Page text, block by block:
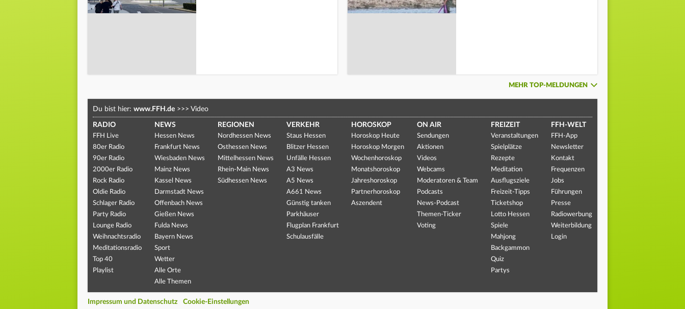
MEHR TOP-MELDUNGEN
Du bist hier: www.FFH.de >>> Video
RADIO
FFH Live
80er Radio
90er Radio
2000er Radio
Rock Radio
Oldie Radio
Schlager Radio
Party Radio
Lounge Radio
Weihnachtsradio
Meditationsradio
Top 40
Playlist
NEWS
Hessen News
Frankfurt News
Wiesbaden News
Mainz News
Kassel News
Darmstadt News
Offenbach News
Gießen News
Fulda News
Bayern News
Sport
Wetter
Alle Orte
Alle Themen
REGIONEN
Nordhessen News
Osthessen News
Mittelhessen News
Rhein-Main News
Südhessen News
VERKEHR
Staus Hessen
Blitzer Hessen
Unfälle Hessen
A3 News
A5 News
A661 News
Günstig tanken
Parkhäuser
Flugplan Frankfurt
Schulausfälle
HOROSKOP
Horoskop Heute
Horoskop Morgen
Wochenhoroskop
Monatshoroskop
Jahreshoroskop
Partnerhoroskop
Aszendent
ON AIR
Sendungen
Aktionen
Videos
Webcams
Moderatoren & Team
Podcasts
News-Podcast
Themen-Ticker
Voting
FREIZEIT
Veranstaltungen
Spielplätze
Rezepte
Meditation
Ausflugsziele
Freizeit-Tipps
Ticketshop
Lotto Hessen
Spiele
Mahjong
Backgammon
Quiz
Partys
FFH-WELT
FFH-App
Newsletter
Kontakt
Frequenzen
Jobs
Führungen
Presse
Radiowerbung
Weiterbildung
Login
Impressum und Datenschutz Cookie-Einstellungen